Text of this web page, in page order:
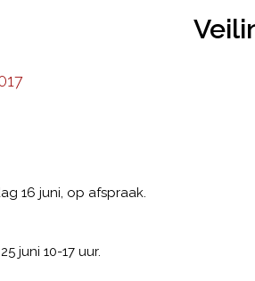
16 juni, op afspraak.
juni 10-17 uur.